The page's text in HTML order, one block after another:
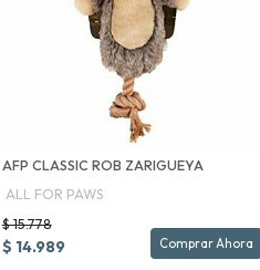
AFP CLASSIC ROB ZARIGUEYA
ALL FOR PAWS
$ 15.778
$ 14.989 Comprar Ahora